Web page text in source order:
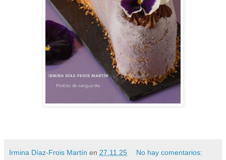
Irmina Díaz-Frois Martín en 27.11.25 No hay comentarios: